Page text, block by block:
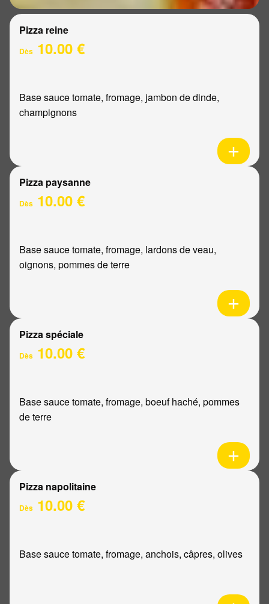
Pizza reine
Dès 10.00 €
Base sauce tomate, fromage, jambon de dinde,
champignons
Pizza paysanne
Dès 10.00 €
Base sauce tomate, fromage, lardons de veau,
oignons, pommes de terre
Pizza spéciale
Dès 10.00 €
Base sauce tomate, fromage, boeuf haché, pommes
de terre
Pizza napolitaine
Dès 10.00 €
Base sauce tomate, fromage, anchois, câpres, olives